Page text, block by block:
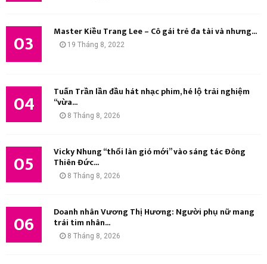
03 Master Kiều Trang Lee – Cô gái trẻ đa tài và nhưng...
19 Tháng 8, 2022
04 Tuấn Trần lần đầu hát nhạc phim, hé lộ trải nghiệm
“vừa...
8 Tháng 8, 2026
05 Vicky Nhung “thổi làn gió mới” vào sáng tác Đông
Thiên Đức...
8 Tháng 8, 2026
06 Doanh nhân Vương Thị Hương: Người phụ nữ mang
trái tim nhân...
8 Tháng 8, 2026